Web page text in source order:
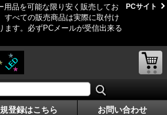
用品を可能な限り安く販売してお
すべての販売商品は実際に取付け
ます。必ずPCメールが受信出来る
PCサイト
登録はこちら お問い合わせ